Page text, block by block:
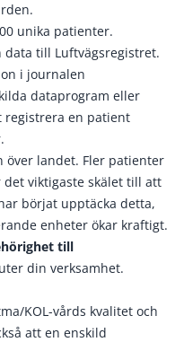
unika patienter.
till Luftvägsregistret.
i journalen
dataprogram eller
registrera en patient
över landet. Fler patienter
viktigaste skälet till att
börjat upptäcka detta,
enheter ökar kraftigt.
till
din verksamhet.
KOL-vårds kvalitet och
att en enskild